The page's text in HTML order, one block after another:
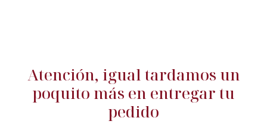
NOSOTRAS
Rebeca García
Atención, igual tardamos un
poquito más en entregar tu
pedido